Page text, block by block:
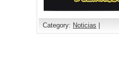
Category: Noticias